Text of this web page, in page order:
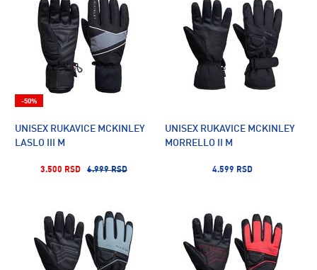
UNISEX RUKAVICE MCKINLEY
LASLO III M
3.500 RSD 6.999 RSD
-50%
UNISEX RUKAVICE MCKINLEY
MORRELLO II M
4.599 RSD